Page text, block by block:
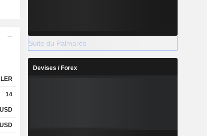
14
USD
USD
Suite du Palmarès
Devises / Forex